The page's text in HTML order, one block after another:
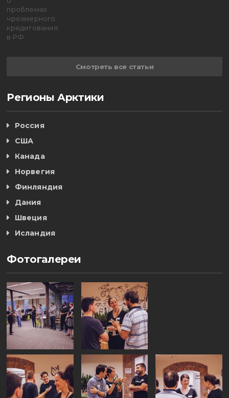
Смотреть все статьи
Регионы Арктики
Россия
США
Канада
Норвегия
Финляндия
Дания
Швеция
Исландия
Фотогалереи